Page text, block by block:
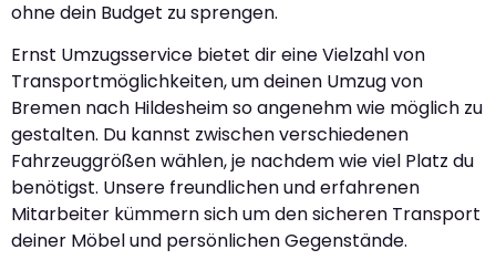
ohne dein Budget zu sprengen.
Ernst Umzugsservice bietet dir eine Vielzahl von
Transportmöglichkeiten, um deinen Umzug von
Bremen nach Hildesheim so angenehm wie möglich zu
gestalten. Du kannst zwischen verschiedenen
Fahrzeuggrößen wählen, je nachdem wie viel Platz du
benötigst. Unsere freundlichen und erfahrenen
Mitarbeiter kümmern sich um den sicheren Transport
deiner Möbel und persönlichen Gegenstände.